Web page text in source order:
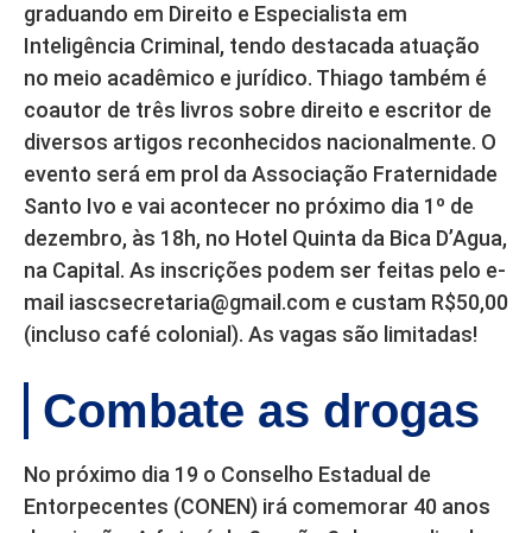
graduando em Direito e Especialista em
Inteligência Criminal, tendo destacada atuação
no meio acadêmico e jurídico. Thiago também é
coautor de três livros sobre direito e escritor de
diversos artigos reconhecidos nacionalmente. O
evento será em prol da Associação Fraternidade
Santo Ivo e vai acontecer no próximo dia 1º de
dezembro, às 18h, no Hotel Quinta da Bica D’Agua,
na Capital. As inscrições podem ser feitas pelo e-
mail iascsecretaria@gmail.com e custam R$50,00
(incluso café colonial). As vagas são limitadas!
Combate as drogas
No próximo dia 19 o Conselho Estadual de
Entorpecentes (CONEN) irá comemorar 40 anos